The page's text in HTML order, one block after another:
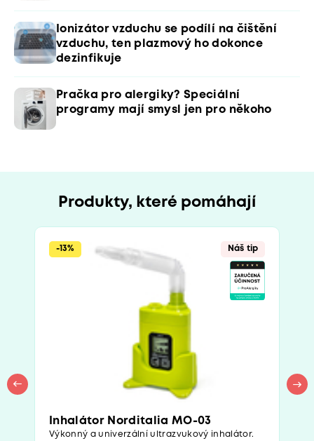
Ionizátor vzduchu se podílí na čištění
vzduchu, ten plazmový ho dokonce
dezinfikuje
Pračka pro alergiky? Speciální
programy mají smysl jen pro někoho
Produkty, které pomáhají
-13% Náš tip
Inhalátor Norditalia MO-03
Výkonný a univerzální ultrazvukový inhalátor.